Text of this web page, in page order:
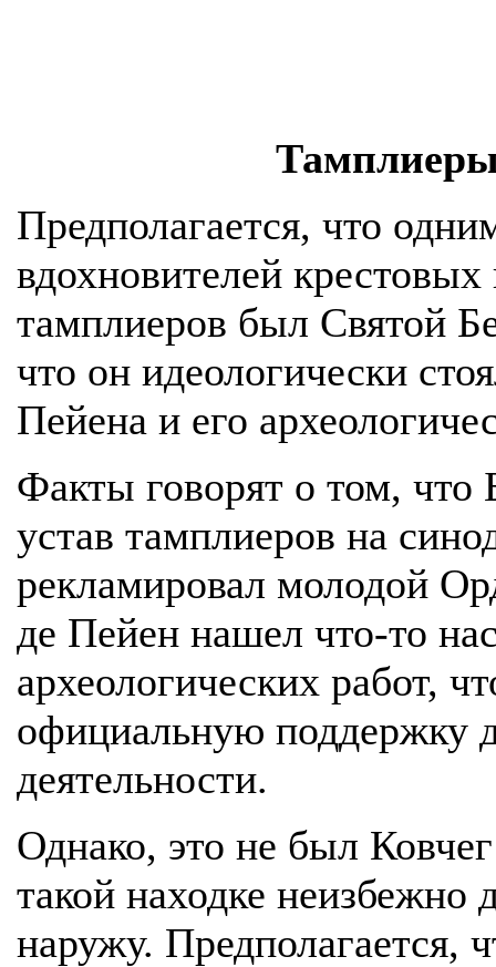
Тамплиеры
Предполагается, что
вдохновителей
тамплиеров был Святой
что он идеологически
Пейена и его
Факты говорят о том, что
устав тамплиеров на
рекламировал молодой
де Пейен нашел что-то
археологических работ,
официальную поддержку
деятельности.
Однако, это не был
такой находке неизбежно
наружу. Предполагается,